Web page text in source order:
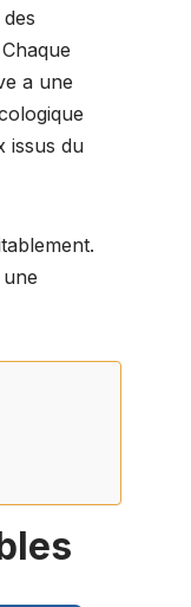
a une
issus du